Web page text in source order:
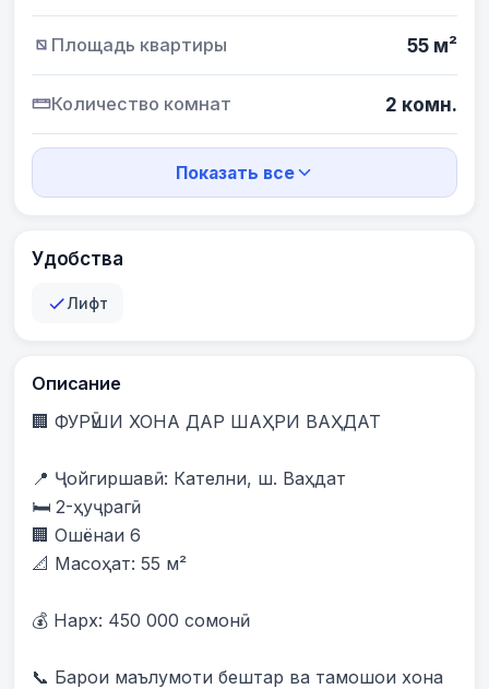
Площадь квартиры 55 м²
Количество комнат 2 комн.
Показать все
Удобства
Лифт
Описание
🏢 ФУРӮШИ ХОНА ДАР ШАҲРИ ВАҲДАТ
📍 Ҷойгиршавӣ: Кателни, ш. Ваҳдат
🛏️ 2-ҳуҷрагӣ
🏢 Ошёнаи 6
📐 Масоҳат: 55 м²
💰 Нарх: 450 000 сомонӣ
📞 Барои маълумоти бештар ва тамошои хона